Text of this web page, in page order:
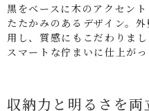
黒をベースに木のアクセン
たたかみのあるデザイン。
用し、質感にもこだわりま
スマートな佇まいに仕上がっ
収納力と明るさを両